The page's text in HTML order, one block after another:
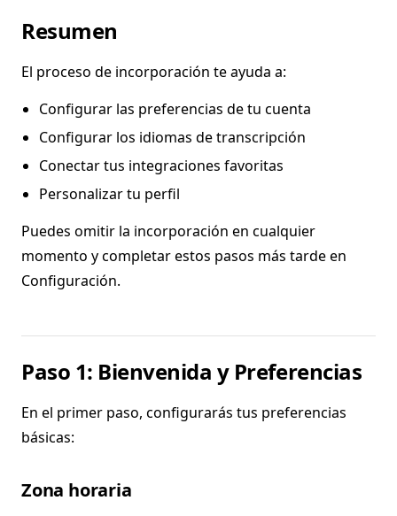
Resumen
El proceso de incorporación te ayuda a:
Configurar las preferencias de tu cuenta
Configurar los idiomas de transcripción
Conectar tus integraciones favoritas
Personalizar tu perfil
Puedes omitir la incorporación en cualquier
momento y completar estos pasos más tarde en
Configuración.
Paso 1: Bienvenida y Preferencias
En el primer paso, configurarás tus preferencias
básicas:
Zona horaria